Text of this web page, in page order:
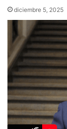
diciembre 5, 2025